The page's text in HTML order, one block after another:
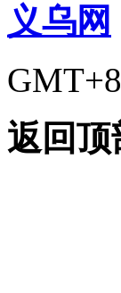
义乌网
返回顶